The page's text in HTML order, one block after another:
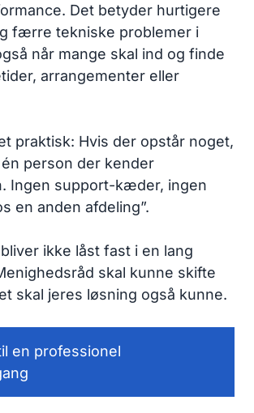
Det betyder hurtigere
færre tekniske problemer i
når mange skal ind og finde
arrangementer eller
praktisk: Hvis der opstår noget,
person der kender
Ingen support-kæder, ingen
en anden afdeling”.
ikke låst fast i en lang
skal kunne skifte
skal jeres løsning også kunne.
en professionel